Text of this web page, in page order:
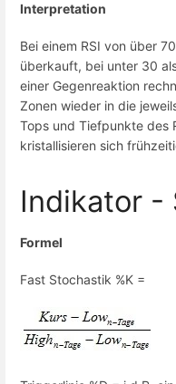
Interpretation
Bei einem RSI von über
überkauft, bei unter 30
einer Gegenreaktion
Zonen wieder in die
Tops und Tiefpunkte des
kristallisieren sich
Indikator -
Formel
Fast Stochastik %K =